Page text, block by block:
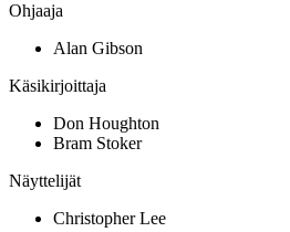
Ohjaaja
Alan Gibson
Käsikirjoittaja
Don Houghton
Bram Stoker
Näyttelijät
Christopher Lee